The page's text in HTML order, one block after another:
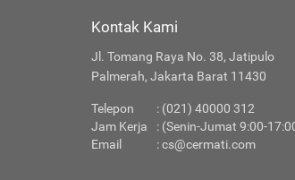
Kontak Kami
Jl. Tomang Raya No. 38, Jatipulo
Palmerah, Jakarta Barat 11430
Telepon
: (021) 40000 312
Jam Kerja
: (Senin-Jumat 9:00-
Email
:cs@cermati.com